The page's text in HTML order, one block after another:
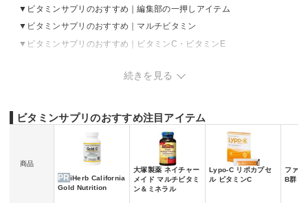
ビタミンサプリのおすすめ｜編集部の一押しアイテム
ビタミンサプリのおすすめ｜マルチビタミン
ビタミンサプリのおすすめ｜ビタミンC・ビタミンE
ビタミンサプリのおすすめ｜ビタミンD
ビタミンサプリの売れ筋ランキングをチェック
ビタミンサプリを摂取する際の注意点
ビタミンサプリのよくあるQ＆A
続きを見る
ビタミンサプリのおすすめ注目アイテム
商品
PRiHerb California
Gold Nutrition
大塚製薬 ネイチャー
メイド マルチビタミ
ン＆ミネラル
Lypo-C リポカプセ
ル ビタミンC
ファン
B群